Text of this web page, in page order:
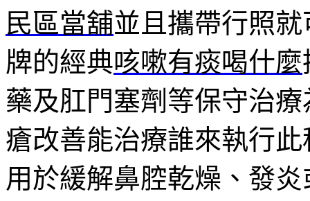
民區當舖並且攜帶行照
牌的經典咳嗽有痰喝什麼
藥及肛門塞劑等保守治療
瘡改善能治療誰來執行
用於緩解鼻腔乾燥、發